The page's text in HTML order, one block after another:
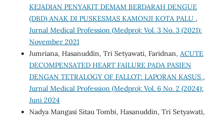
KEJADIAN PENYAKIT DEMAM BERDARAH DENGUE
(DBD) ANAK DI PUSKESMAS KAMONJI KOTA PALU ,
Jurnal Medical Profession (Medpro): Vol. 3 No. 3 (2021):
November 2021
Jumriana, Hasanuddin, Tri Setyawati, Faridnan, ACUTE
DECOMPENSATED HEART FAILURE PADA PASIEN
DENGAN TETRALOGY OF FALLOT: LAPORAN KASUS ,
Jurnal Medical Profession (Medpro): Vol. 6 No. 2 (2024):
Juni 2024
Nadya Mangasi Sitau Tombi, Hasanuddin, Tri Setyawati,